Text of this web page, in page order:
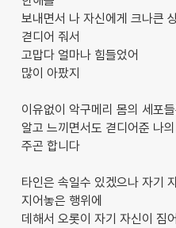
보내면서 나 자신에게 크나큰
겯디어 줘서
고맙다 얼마나 힘들었어
많이 아팠지
이유없이 악구메리 몸의 세포
알고 느끼면서도 겯디어준 나
주곤 합니다
타인은 속일수 있겠으나 자기
지어놓은 행위에
데해서 오롯이 자기 자신이 짐